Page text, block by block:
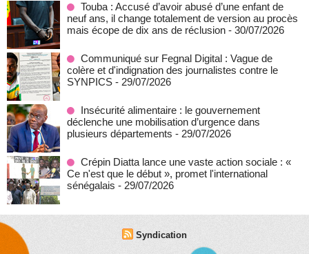
Touba : Accusé d’avoir abusé d’une enfant de
neuf ans, il change totalement de version au procès
mais écope de dix ans de réclusion - 30/07/2026
Communiqué sur Fegnal Digital : Vague de
colère et d'indignation des journalistes contre le
SYNPICS - 29/07/2026
Insécurité alimentaire : le gouvernement
déclenche une mobilisation d’urgence dans
plusieurs départements - 29/07/2026
Crépin Diatta lance une vaste action sociale : «
Ce n'est que le début », promet l'international
sénégalais - 29/07/2026
Syndication